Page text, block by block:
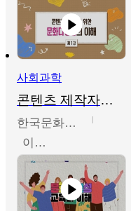
사회과학
콘텐츠 제작자를 위한 문화다양성의 이해
한국문화예술교육진흥원
이성민